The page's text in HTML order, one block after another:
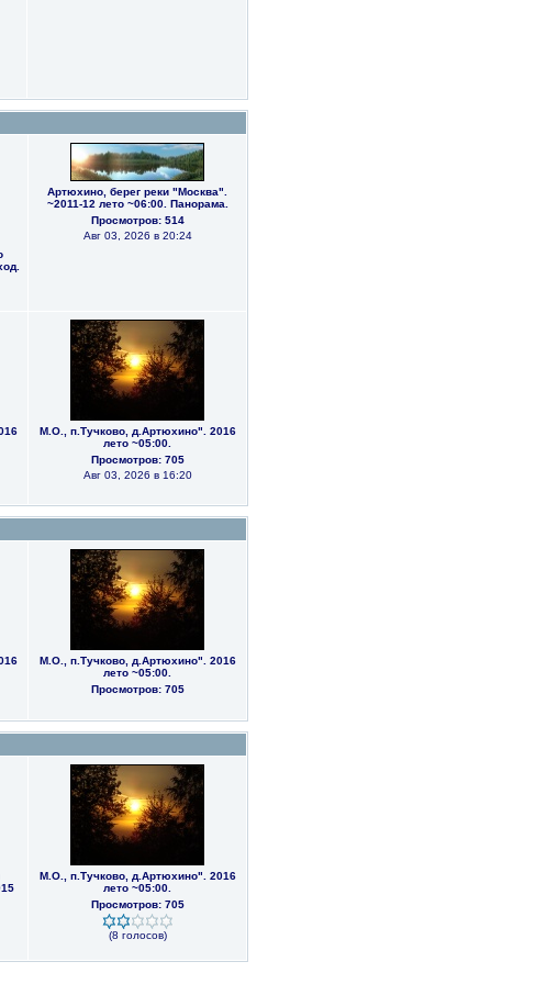
Артюхино, берег реки "Москва".
~2011-12 лето ~06:00. Панорама.
Просмотров: 514
Авг 03, 2026 в 20:24
М.О., п.Тучково, д.Артюхино". 2016
лето ~05:00.
Просмотров: 705
Авг 03, 2026 в 16:20
М.О., п.Тучково, д.Артюхино". 2016
лето ~05:00.
Просмотров: 705
М.О., п.Тучково, д.Артюхино". 2016
лето ~05:00.
Просмотров: 705
(8 голосов)